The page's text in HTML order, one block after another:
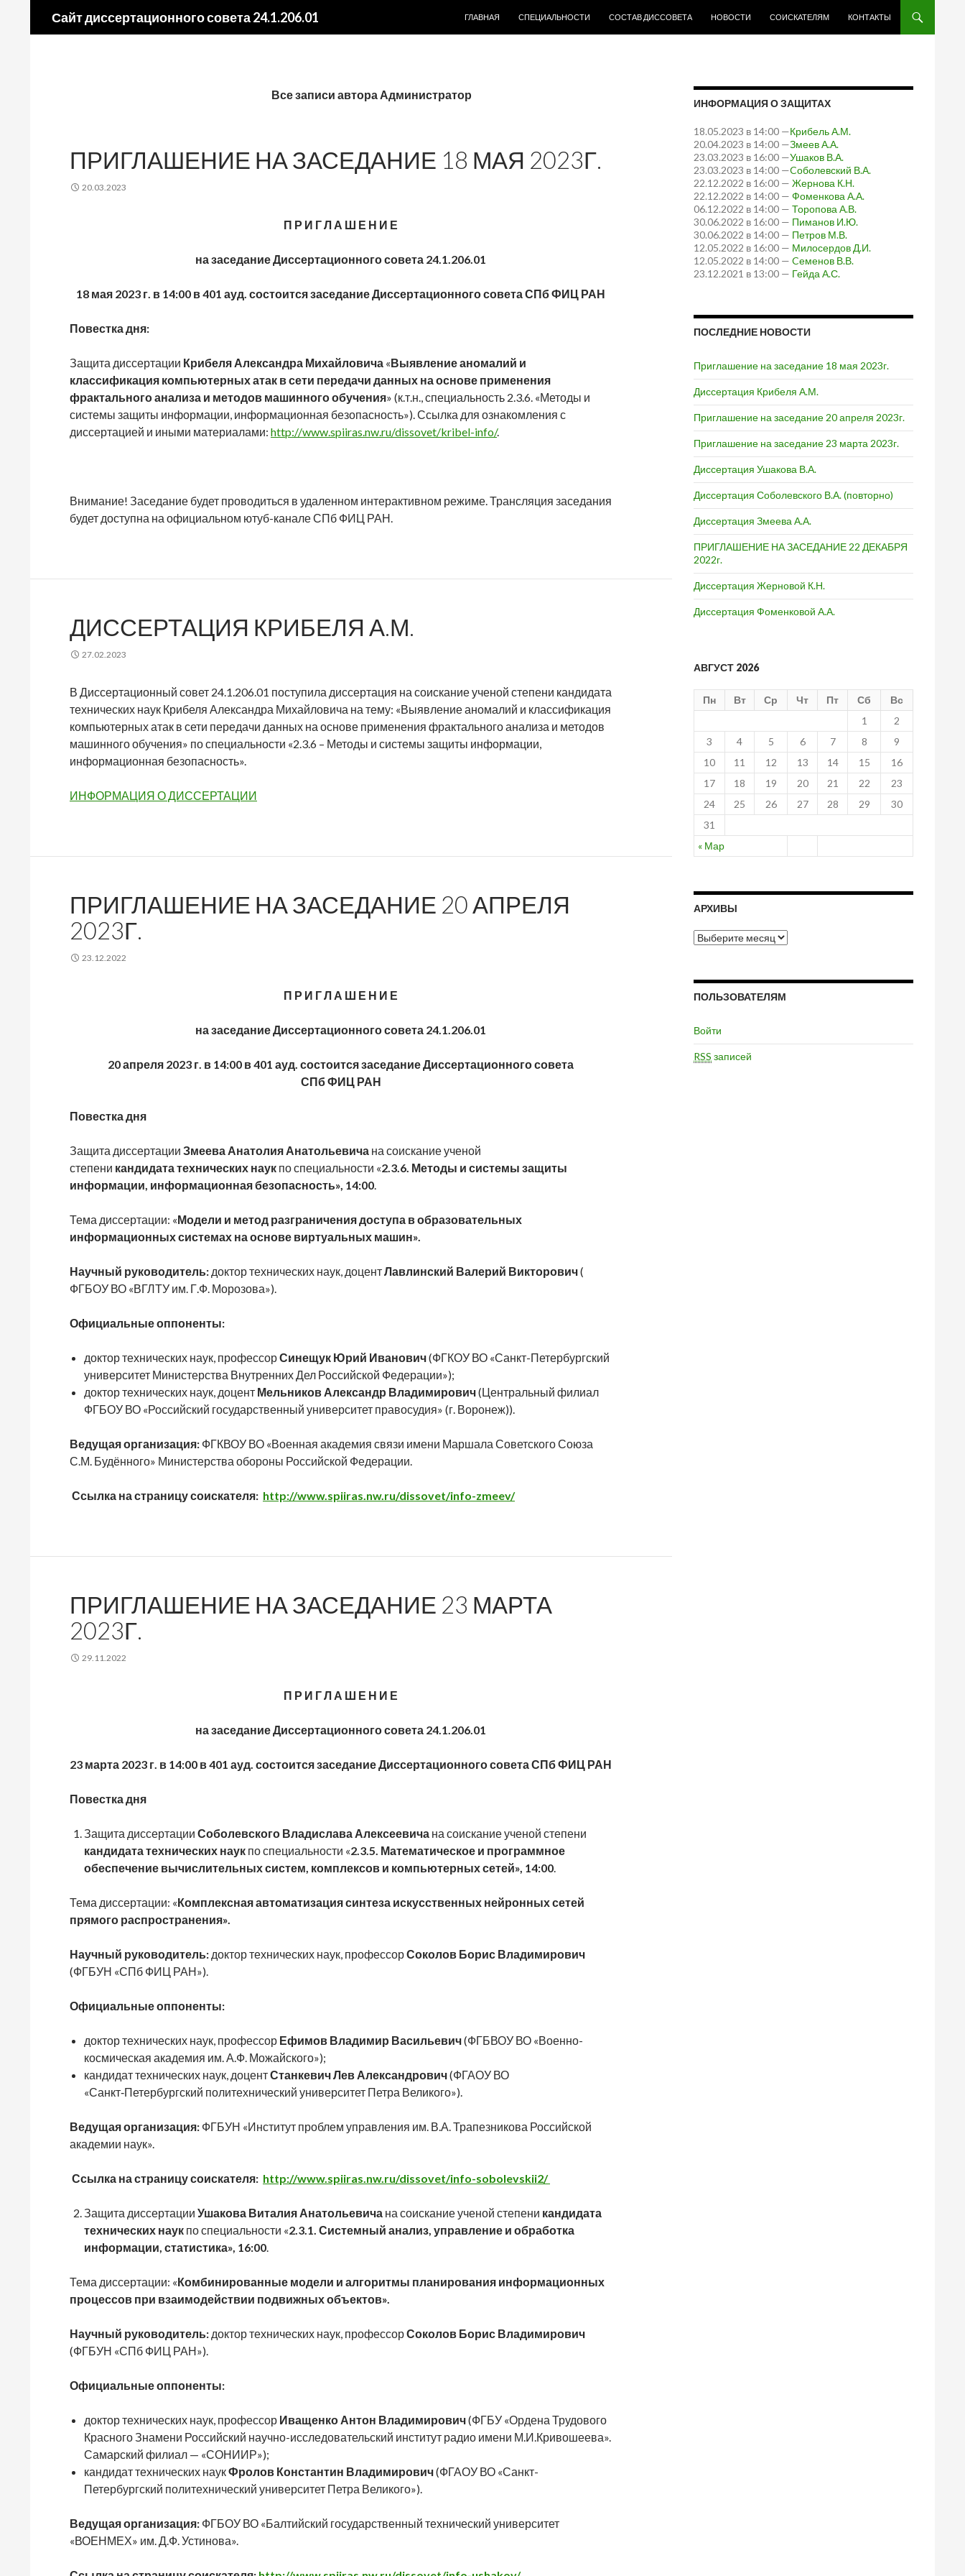
Сайт диссертационного совета 24.1.206.01
ГЛАВНАЯ
СПЕЦИАЛЬНОСТИ СОСТАВ ДИССОВЕТА НОВОСТИ СОИСКАТЕЛЯМ КОНТАКТЫ
Все записи автора Администратор
ПРИГЛАШЕНИЕ НА ЗАСЕДАНИЕ 18 МАЯ 2023Г.
20.03.2023
П Р И Г Л А Ш Е Н И Е
на заседание Диссертационного совета 24.1.206.01
18 мая 2023 г. в 14:00 в 401 ауд. состоится заседание Диссертационного совета СПбФИЦ РАН
Повестка дня:
Защита диссертации Крибеля Александра Михайловича «Выявление аномалий и
классификация компьютерных атак в сети передачи данных на основе применения
фрактального анализа и методов машинного обучения» (к.т.н., специальность 2.3.6. «Методы и
системы защиты информации, информационная безопасность»). Ссылка для ознакомления с
диссертацией и иными материалами: http://www.spiiras.nw.ru/dissovet/kribel-info/.
Внимание! Заседание будет проводиться в удаленном интерактивном режиме. Трансляция заседания
будет доступна на официальном ютуб-канале СПб ФИЦ РАН.
ДИССЕРТАЦИЯ КРИБЕЛЯ А.М.
27.02.2023
В Диссертационный совет 24.1.206.01 поступила диссертация на соискание ученой степени кандидата
технических наук Крибеля Александра Михайловича на тему: «Выявление аномалий и классификация
компьютерных атак в сети передачи данных на основе применения фрактального анализа и методов
машинного обучения» по специальности «2.3.6 – Методы и системы защиты информации,
информационная безопасность».
ИНФОРМАЦИЯ О ДИССЕРТАЦИИ
ПРИГЛАШЕНИЕ НА ЗАСЕДАНИЕ 20 АПРЕЛЯ
2023Г.
23.12.2022
П Р И Г Л А Ш Е Н И Е
на заседание Диссертационного совета 24.1.206.01
20 апреля 2023 г. в 14:00 в 401 ауд. состоится заседание Диссертационного совета
СПбФИЦ РАН
Повестка дня
Защита диссертации Змеева Анатолия Анатольевича на соискание ученой
степени кандидататехнических наук по специальности «2.3.6. Методы и системы защиты
информации, информационная безопасность», 14:00.
Тема диссертации: «Модели и метод разграничения доступа в образовательных
информационных системах на основе виртуальных машин».
Научный руководитель: доктор технических наук, доцентЛавлинский Валерий Викторович(
ФГБОУ ВО «ВГЛТУ им. Г.Ф. Морозова»).
Официальные оппоненты:
доктор технических наук, профессорСинещук Юрий Иванович(ФГКОУ ВО «Санкт-Петербургский
университет Министерства Внутренних Дел Российской Федерации»);
доктор технических наук, доцент Мельников Александр Владимирович(Центральный филиал
ФГБОУ ВО «Российский государственный университет правосудия» (г. Воронеж)).
Ведущая организация: ФГКВОУ ВО «Военная академия связи имени Маршала Советского Союза
С.М. Будённого» Министерства обороны Российской Федерации.
Ссылка на страницу соискателя: http://www.spiiras.nw.ru/dissovet/info-zmeev/
ПРИГЛАШЕНИЕ НА ЗАСЕДАНИЕ 23 МАРТА
2023Г.
29.11.2022
П Р И Г Л А Ш Е Н И Е
на заседание Диссертационного совета 24.1.206.01
23 марта 2023 г. в 14:00 в 401 ауд. состоится заседание Диссертационного совета СПбФИЦ РАН
Повестка дня
Защита диссертации Соболевского Владислава Алексеевича на соискание ученой степени
кандидататехнических наук по специальности «2.3.5. Математическое и программное
обеспечение вычислительных систем, комплексов и компьютерных сетей», 14:00.
Тема диссертации: «Комплексная автоматизация синтеза искусственных нейронных сетей
прямого распространения».
Научный руководитель: доктор технических наук, профессорСоколов Борис Владимирович
(ФГБУН «СПб ФИЦ РАН»).
Официальные оппоненты:
доктор технических наук, профессор Ефимов Владимир Васильевич(ФГБВОУ ВО «Военно-
космическая академия им. А.Ф. Можайского»);
кандидат технических наук, доцентСтанкевич Лев Александрович(ФГАОУ ВО
«Санкт‑Петербургский политехнический университет Петра Великого»).
Ведущая организация: ФГБУН «Институт проблем управления им. В.А. Трапезникова Российской
академии наук».
Ссылка на страницу соискателя: http://www.spiiras.nw.ru/dissovet/info-sobolevskii2/
Защита диссертации Ушакова Виталия Анатольевича на соискание ученой степени кандидата
технических наук по специальности «2.3.1. Системный анализ, управление и обработка
информации, статистика», 16:00.
Тема диссертации: «Комбинированные модели и алгоритмы планирования информационных
процессов при взаимодействии подвижных объектов».
Научный руководитель: доктор технических наук, профессорСоколов Борис Владимирович
(ФГБУН «СПб ФИЦ РАН»).
Официальные оппоненты:
доктор технических наук, профессор Иващенко Антон Владимирович(ФГБУ «Ордена Трудового
Красного Знамени Российский научно-исследовательский институт радио имени М.И.Кривошеева».
Самарский филиал — «СОНИИР»);
кандидат технических наукФролов Константин Владимирович(ФГАОУ ВО «Санкт-
Петербургский политехнический университет Петра Великого»).
Ведущая организация: ФГБОУ ВО «Балтийский государственный технический университет
«ВОЕНМЕХ» им. Д.Ф. Устинова».
ИНФОРМАЦИЯ О ЗАЩИТАХ
18.05.2023 в 14:00 —Крибель А.М.
20.04.2023 в 14:00 —Змеев А.А.
23.03.2023 в 16:00 —Ушаков В.А.
23.03.2023 в 14:00 —Cоболевский В.А.
22.12.2022 в 16:00 — Жернова К.Н.
22.12.2022 в 14:00 — Фоменкова А.А.
06.12.2022 в 14:00 — Торопова А.В.
30.06.2022 в 16:00 — Пиманов И.Ю.
30.06.2022 в 14:00 — Петров М.В.
12.05.2022 в 16:00 — Милосердов Д.И.
12.05.2022 в 14:00 — Cеменов В.В.
23.12.2021 в 13:00 — Гейда А.С.
ПОСЛЕДНИЕ НОВОСТИ
Приглашение на заседание 18 мая 2023г.
Диссертация Крибеля А.М.
Приглашение на заседание 20 апреля 2023г.
Приглашение на заседание 23 марта 2023г.
Диссертация Ушакова В.А.
Диссертация Соболевского В.А. (повторно)
Диссертация Змеева А.А.
ПРИГЛАШЕНИЕ НА ЗАСЕДАНИЕ 22 ДЕКАБРЯ
2022г.
Диссертация Жерновой К.Н.
Диссертация Фоменковой А.А.
АВГУСТ 2026
Пн Вт Ср Чт Пт Сб Вс
« Мар
1
2
3
4 5 6 7 8
9
10
11 12 13 14 15
16
17
18 19 20 21 22
23
24
25 26 27 28 29
30
31
АРХИВЫ
ПОЛЬЗОВАТЕЛЯМ
Войти
RSS записей